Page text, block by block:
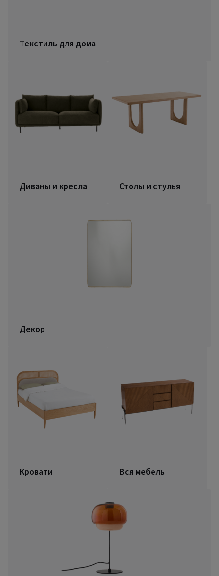
Текстиль для дома
Диваны и кресла Столы и стулья
Декор
Кровати Вся мебель